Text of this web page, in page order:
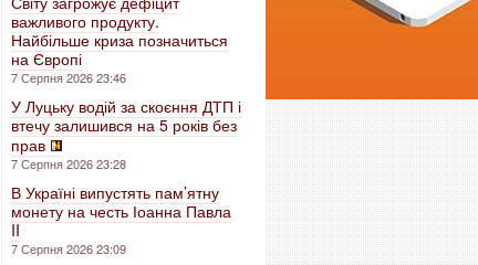
важливого продукту.
Найбільше криза позначиться
на Європі
7 Серпня 2026 23:46
У Луцьку водій за скоєння ДТП і
втечу залишився на 5 років без
прав
7 Серпня 2026 23:28
В Україні випустять пам’ятну
монету на честь Іоанна Павла
II
7 Серпня 2026 23:09